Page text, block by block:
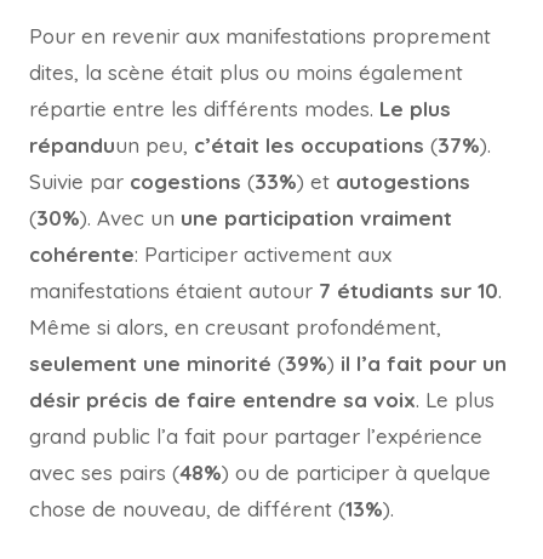
Pour en revenir aux manifestations proprement
dites, la scène était plus ou moins également
répartie entre les différents modes. Le plus
répanduun peu, c’était les occupations (37%).
Suivie par cogestions (33%) et autogestions
(30%). Avec un une participation vraiment
cohérente: Participer activement aux
manifestations étaient autour 7 étudiants sur 10.
Même si alors, en creusant profondément,
seulement une minorité (39%) il l’a fait pour un
désir précis de faire entendre sa voix. Le plus
grand public l’a fait pour partager l’expérience
avec ses pairs (48%) ou de participer à quelque
chose de nouveau, de différent (13%).